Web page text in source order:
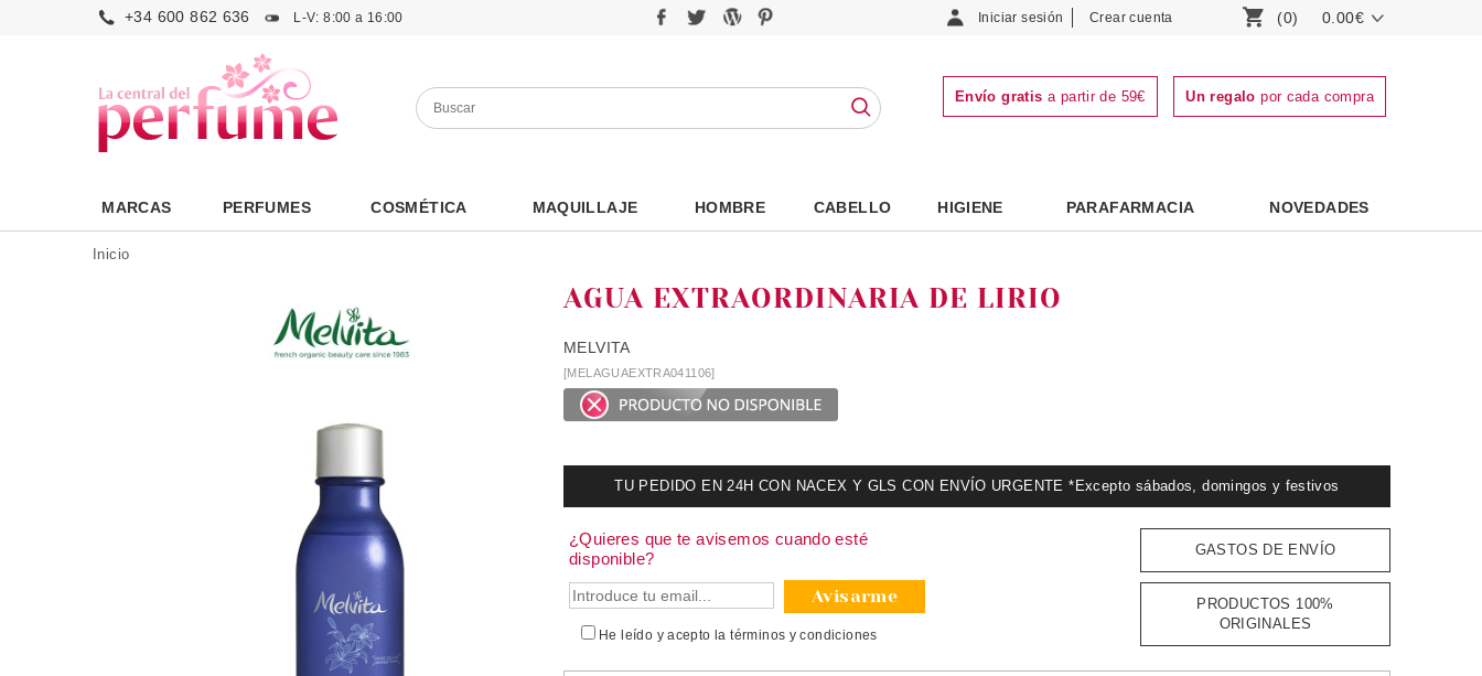
+34 600 862 636 L-V: 8:00 a 16:00 Iniciar sesión Crear cuenta (0) 0.00€
Envío gratis a partir de 59€ Un regalo por cada compra
MARCAS PERFUMES COSMÉTICA MAQUILLAJE HOMBRE CABELLO HIGIENE PARAFARMACIA NOVEDADES
Inicio
AGUA EXTRAORDINARIA DE LIRIO
MELVITA
[MELAGUAEXTRA041106]
TU PEDIDO EN 24H CON NACEX Y GLS CON ENVÍO URGENTE *Excepto sábados, domingos y festivos
¿Quieres que te avisemos cuando esté
disponible?
Avisarme
He leído y acepto latérminos y condiciones
GASTOS DE ENVÍO
PRODUCTOS 100%
ORIGINALES